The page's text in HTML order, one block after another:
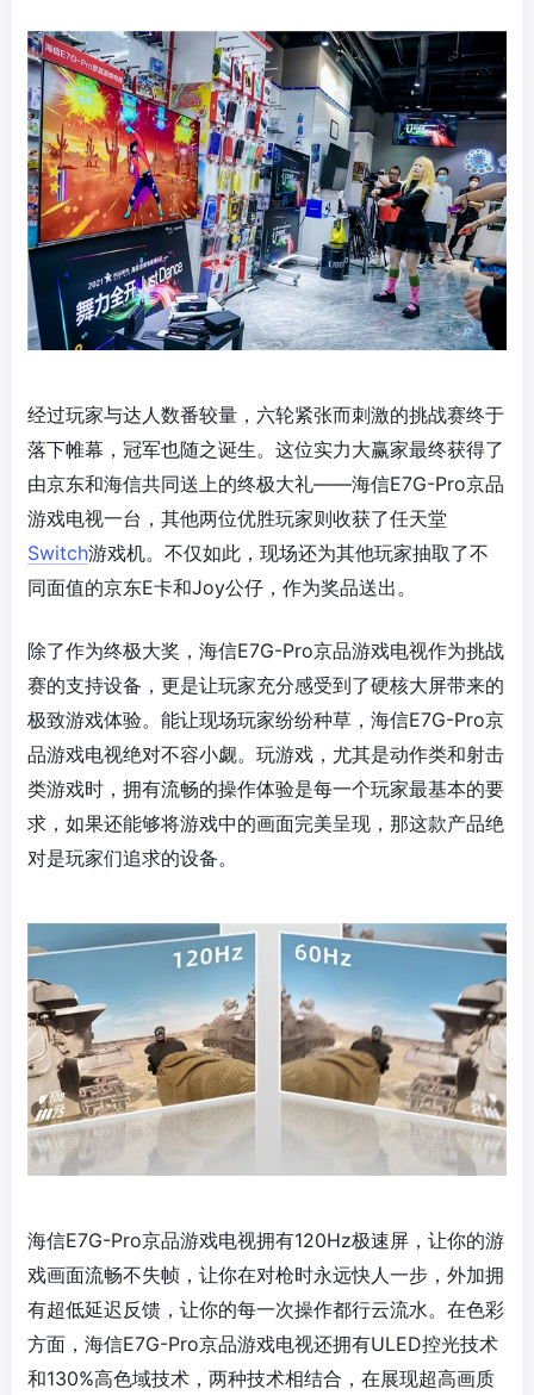
经过玩家与达人数番较量，六轮紧张而刺激的挑战赛终于
落下帷幕，冠军也随之诞生。这位实力大赢家最终获得了
由京东和海信共同送上的终极大礼——海信E7G-Pro京品
游戏电视一台，其他两位优胜玩家则收获了任天堂
Switch游戏机。不仅如此，现场还为其他玩家抽取了不
同面值的京东E卡和Joy公仔，作为奖品送出。
除了作为终极大奖，海信E7G-Pro京品游戏电视作为挑战
赛的支持设备，更是让玩家充分感受到了硬核大屏带来的
极致游戏体验。能让现场玩家纷纷种草，海信E7G-Pro京
品游戏电视绝对不容小觑。玩游戏，尤其是动作类和射击
类游戏时，拥有流畅的操作体验是每一个玩家最基本的要
求，如果还能够将游戏中的画面完美呈现，那这款产品绝
对是玩家们追求的设备。
海信E7G-Pro京品游戏电视拥有120Hz极速屏，让你的游
戏画面流畅不失帧，让你在对枪时永远快人一步，外加拥
有超低延迟反馈，让你的每一次操作都行云流水。在色彩
方面，海信E7G-Pro京品游戏电视还拥有ULED控光技术
和130%高色域技术，两种技术相结合，在展现超高画质